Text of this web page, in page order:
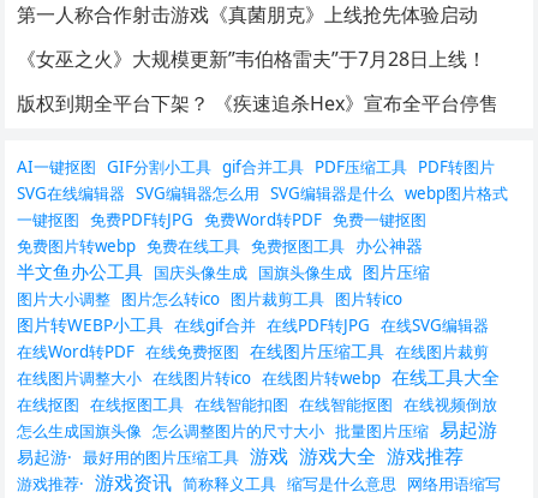
第一人称合作射击游戏《真菌朋克》上线抢先体验启动
《女巫之火》大规模更新”韦伯格雷夫”于7月28日上线！
版权到期全平台下架？ 《疾速追杀Hex》宣布全平台停售
AI一键抠图 GIF分割小工具 gif合并工具 PDF压缩工具 PDF转图片
SVG在线编辑器 SVG编辑器怎么用 SVG编辑器是什么 webp图片格式
一键抠图 免费PDF转JPG 免费Word转PDF 免费一键抠图
免费图片转webp 免费在线工具 免费抠图工具 办公神器
半文鱼办公工具 国庆头像生成 国旗头像生成 图片压缩
图片大小调整 图片怎么转ico 图片裁剪工具 图片转ico
图片转WEBP小工具 在线gif合并 在线PDF转JPG 在线SVG编辑器
在线Word转PDF 在线免费抠图 在线图片压缩工具 在线图片裁剪
在线图片调整大小 在线图片转ico 在线图片转webp 在线工具大全
在线抠图 在线抠图工具 在线智能扣图 在线智能抠图 在线视频倒放
怎么生成国旗头像 怎么调整图片的尺寸大小 批量图片压缩 易起游
易起游· 最好用的图片压缩工具 游戏 游戏大全 游戏推荐
游戏推荐· 游戏资讯 简称释义工具 缩写是什么意思
网络用语缩写